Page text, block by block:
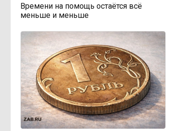
Времени на помощь остаётся всё
меньше и меньше